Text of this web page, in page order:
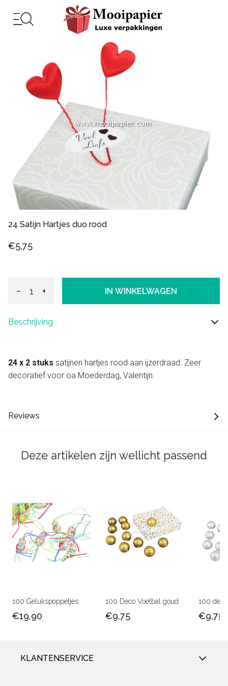
24 Satijn Hartjes duo rood
€5,75
− + IN WINKELWAGEN
Beschrijving
24 x 2 stuks satijnen hartjes rood aan ijzerdraad. Zeer
decoratief voor oa Moederdag, Valentijn.
Reviews
Deze artikelen zijn wellicht passend
100 Gelukspoppetjes
€19,90
100 Deco Voetbal goud
€9,75
100
€9,75
KLANTENSERVICE